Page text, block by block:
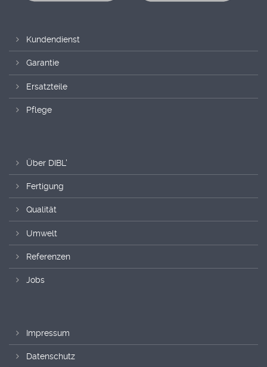
Kundendienst
Garantie
Ersatzteile
Pflege
Über DIBL'
Fertigung
Qualität
Umwelt
Referenzen
Jobs
Impressum
Datenschutz